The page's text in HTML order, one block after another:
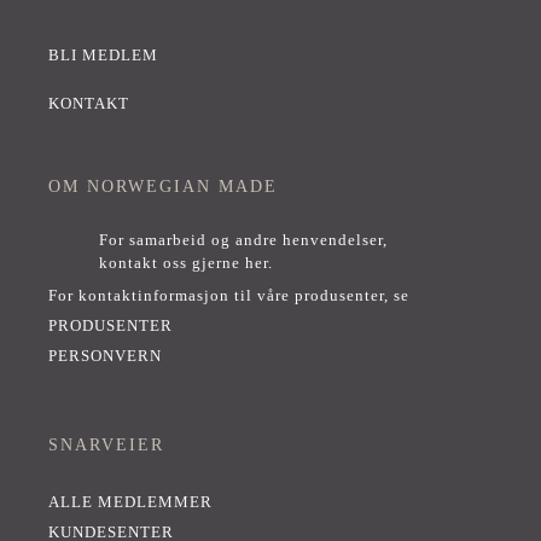
BLI MEDLEM
KONTAKT
OM NORWEGIAN MADE
For samarbeid og andre henvendelser,
kontakt oss gjerne her.
For kontaktinformasjon til våre produsenter, se
PRODUSENTER
PERSONVERN
SNARVEIER
ALLE MEDLEMMER
KUNDESENTER